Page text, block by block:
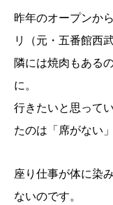
昨年のオープンか
リ（元・五番館西
隣には焼肉もある
に。
行きたいと思って
たのは「席がない」
座り仕事が体に染
ないのです。